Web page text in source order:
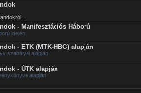
- Manifesztációs Háború
idején
- ETK (MTK-HBG) alapján
szabályai alapján
- ÚTK alapján
alapján